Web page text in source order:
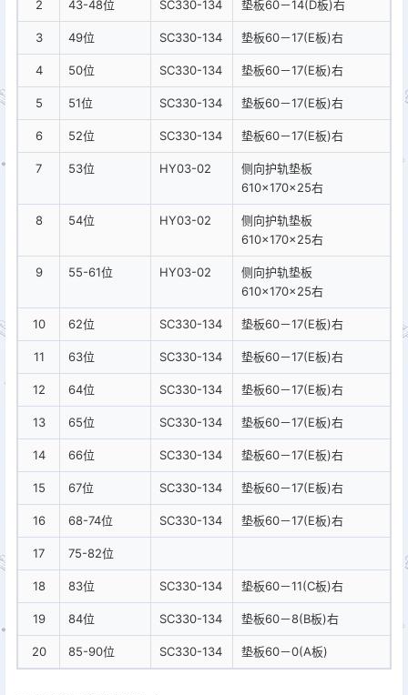
2 43-48位 SC330-134 垫板60－14(D板)右
3 49位 SC330-134 垫板60－17(E板)右
4 50位 SC330-134 垫板60－17(E板)右
5 51位 SC330-134 垫板60－17(E板)右
6 52位 SC330-134 垫板60－17(E板)右
7 53位 HY03-02
侧向护轨垫板
610×170×25右
8 54位 HY03-02
侧向护轨垫板
610×170×25右
9 55-61位 HY03-02
侧向护轨垫板
610×170×25右
10 62位 SC330-134 垫板60－17(E板)右
11 63位 SC330-134 垫板60－17(E板)右
12 64位 SC330-134 垫板60－17(E板)右
13 65位 SC330-134 垫板60－17(E板)右
14 66位 SC330-134 垫板60－17(E板)右
15 67位 SC330-134 垫板60－17(E板)右
16 68-74位 SC330-134 垫板60－17(E板)右
17 75-82位
18 83位 SC330-134 垫板60－11(C板)右
19 84位 SC330-134 垫板60－8(B板)右
20 85-90位 SC330-134 垫板60－0(A板)